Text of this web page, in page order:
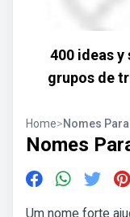
400 ideas y
grupos de
Home>Nomes
Nomes
Um nome forte